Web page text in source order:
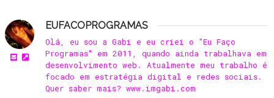
EUFACOPROGRAMAS
Olá, eu sou a Gabi e eu criei o "Eu Faço
Programas" em 2011, quando ainda trabalhava em
desenvolvimento web. Atualmente meu trabalho é
focado em estratégia digital e redes sociais.
Quer saber mais? www.imgabi.com